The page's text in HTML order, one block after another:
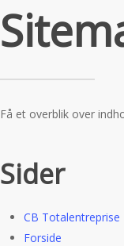
Få et overblik over
Sider
CB Totalentreprise
Forside